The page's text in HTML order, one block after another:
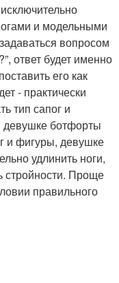
и модельными
вопросом
ответ будет именно
его как
- практически
тип сапог и
девушке ботфорты
и фигуры, девушке
удлинить ноги,
стройности. Проще
правильного